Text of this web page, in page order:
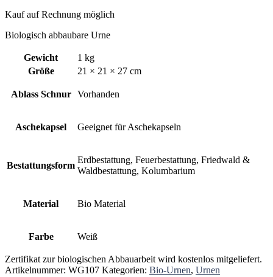
Kauf auf Rechnung möglich
Biologisch abbaubare Urne
Gewicht
1 kg
Größe
21 × 21 × 27 cm
Ablass Schnur Vorhanden
Aschekapsel Geeignet für Aschekapseln
Bestattungsform
Erdbestattung, Feuerbestattung, Friedwald &
Waldbestattung, Kolumbarium
Material Bio Material
Farbe Weiß
Zertifikat zur biologischen Abbauarbeit wird kostenlos mitgeliefert.
Artikelnummer: WG107 Kategorien: Bio-Urnen, Urnen